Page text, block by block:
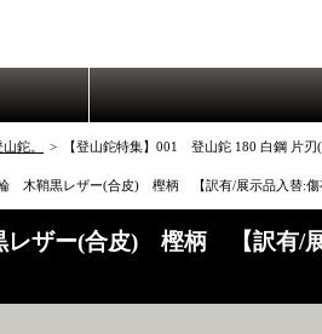
鉈。 >
【登山鉈特集】001 登山鉈 180 白鋼 片
木鞘黒レザー(合皮) 樫柄 【訳有/展示品入替:傷
レザー(合皮) 樫柄 【訳有/